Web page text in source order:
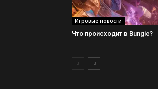
Игровые новости
Что происходит в Bungie?